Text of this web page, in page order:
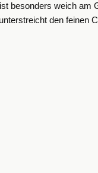
besonders weich am
den feinen